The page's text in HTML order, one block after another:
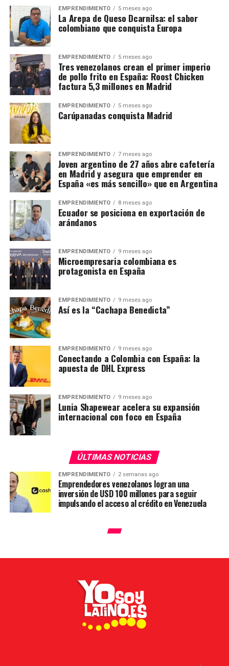
EMPRENDIMIENTO 5 meses ago
La Arepa de Queso Dcarnilsa: el sabor
colombiano que conquista Europa
EMPRENDIMIENTO 5 meses ago
Tres venezolanos crean el primer imperio
de pollo frito en España: Roost Chicken
factura 5,3 millones en Madrid
EMPRENDIMIENTO 5 meses ago
Carúpanadas conquista Madrid
EMPRENDIMIENTO 7 meses ago
Joven argentino de 27 años abre cafetería
en Madrid y asegura que emprender en
España «es más sencillo» que en Argentina
EMPRENDIMIENTO 8 meses ago
Ecuador se posiciona en exportación de
arándanos
EMPRENDIMIENTO 9 meses ago
Microempresaria colombiana es
protagonista en España
EMPRENDIMIENTO 9 meses ago
Así es la “Cachapa Benedicta”
EMPRENDIMIENTO 9 meses ago
Conectando a Colombia con España: la
apuesta de DHL Express
EMPRENDIMIENTO 9 meses ago
Lunia Shapewear acelera su expansión
internacional con foco en España
ÚLTIMAS NOTICIAS
EMPRENDIMIENTO 2 semanas ago
Emprendedores venezolanos logran una
inversión de USD 100 millones para seguir
impulsando el acceso al crédito en Venezuela